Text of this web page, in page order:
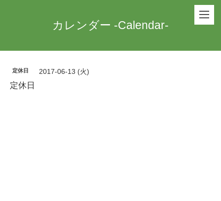
カレンダー -Calendar-
定休日 2017-06-13 (火)
定休日